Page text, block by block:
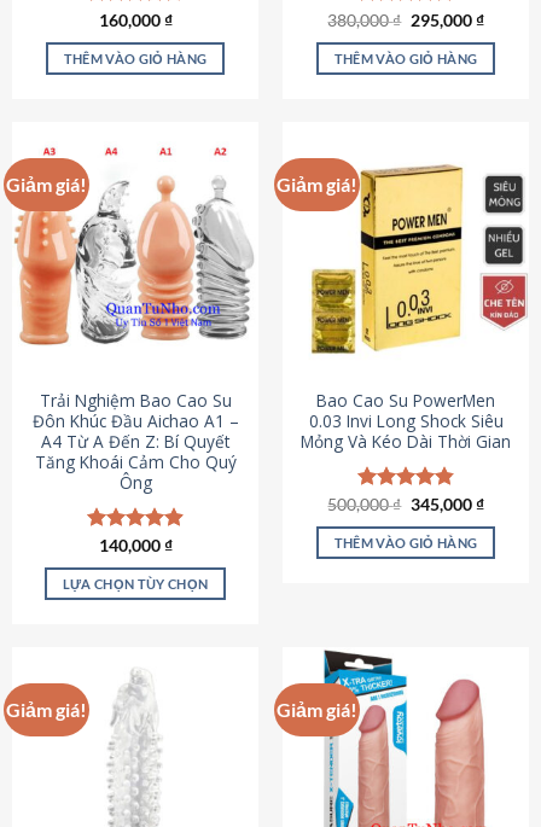
phẩm
Được xếp
hạng4.73
5 sao
160,000₫
THÊM VÀO GIỎ HÀNG
Được xếp
hạng5.00
5 sao
380,000₫ Giá
là:
380,000 ₫.
295,000₫Giá
tại
THÊM VÀO GIỎ HÀNG
Giảm giá!
Trải Nghiệm Bao Cao Su
Đôn Khúc Đầu Aichao A1 –
A4 Từ A Đến Z: Bí Quyết
Tăng Khoái Cảm Cho Quý
Ông
Được xếp
hạng4.88
5 sao
140,000₫
LỰA CHỌN TÙY CHỌN
có
nhiều
biến
thể.
Các
tùy
Giảm giá!
Bao Cao Su PowerMen
0.03 Invi Long Shock Siêu
Mỏng Và Kéo Dài Thời Gian
Được xếp
hạng4.85
5 sao
500,000₫ Giá
là:
500,000 ₫.
345,000₫Giá
tại
THÊM VÀO GIỎ HÀNG
Giảm giá! Giảm giá!